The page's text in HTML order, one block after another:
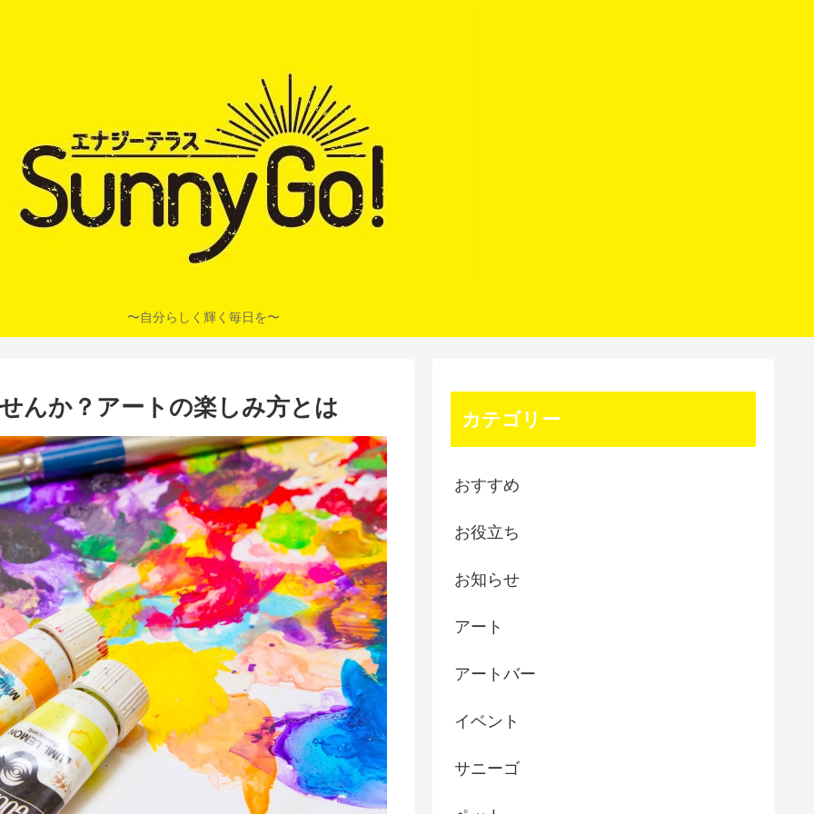
〜自分らしく輝く毎日を〜
んか？アートの楽しみ方とは カテゴリー
おすすめ
お役立ち
お知らせ
アート
アートバー
イベント
サニーゴ